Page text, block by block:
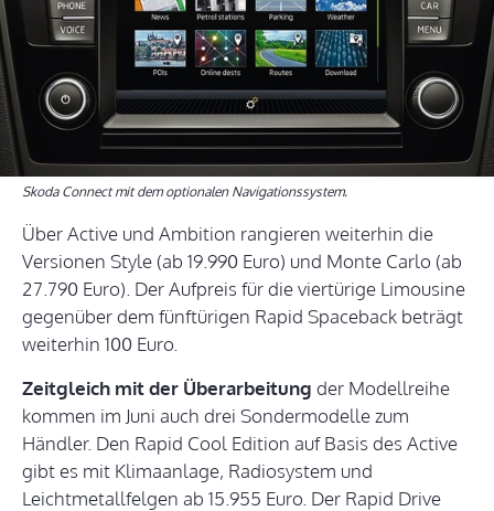
Skoda Connect mit dem optionalen Navigationssystem.
Über Active und Ambition rangieren weiterhin die
Versionen Style (ab 19.990 Euro) und Monte Carlo (ab
27.790 Euro). Der Aufpreis für die viertürige Limousine
gegenüber dem fünftürigen Rapid Spaceback beträgt
weiterhin 100 Euro.
Zeitgleich mit der Überarbeitung der Modellreihe
kommen im Juni auch drei Sondermodelle zum
Händler. Den Rapid Cool Edition auf Basis des Active
gibt es mit Klimaanlage, Radiosystem und
Leichtmetallfelgen ab 15.955 Euro. Der Rapid Drive